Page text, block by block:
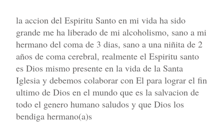
la accion del Espiritu Santo en mi vida ha sido
grande me ha liberado de mi alcoholismo, sano a mi
hermano del coma de 3 dias, sano a una niñita de 2
años de coma cerebral, realmente el Espiritu santo
es Dios mismo presente en la vida de la Santa
Iglesia y debemos colaborar con El para lograr el fin
ultimo de Dios en el mundo que es la salvacion de
todo el genero humano saludos y que Dios los
bendiga hermano(a)s